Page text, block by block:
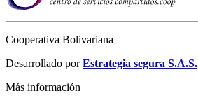
Cooperativa Bolivariana
Desarrollado porEstrategia segura S.A.S.
Más información